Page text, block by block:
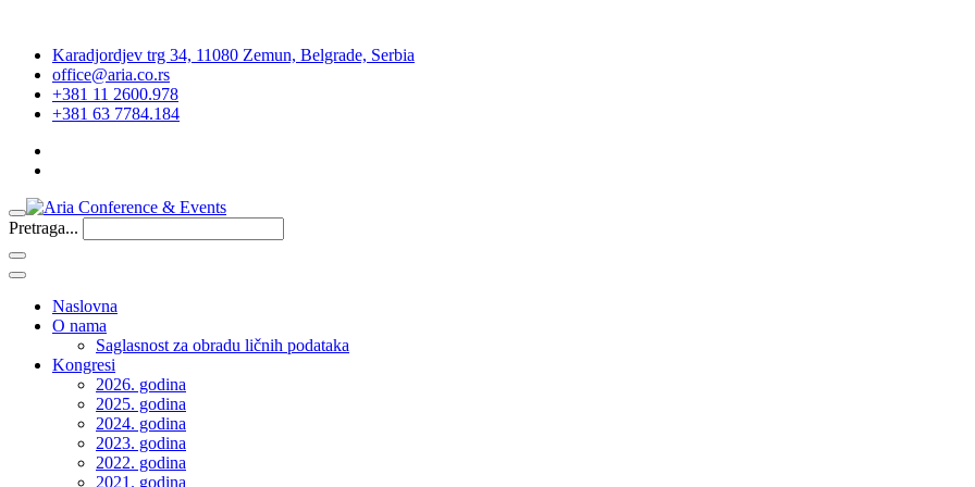
Karadjordjev trg 34, 11080 Zemun, Belgrade, Serbia
office@aria.co.rs
+381 11 2600.978
+381 63 7784.184
Pretraga...
Naslovna
O nama
Saglasnost za obradu ličnih podataka
Kongresi
2026. godina
2025. godina
2024. godina
2023. godina
2022. godina
2021. godina